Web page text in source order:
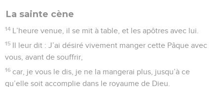
La sainte cène
14 L’heure venue, il se mit à table, et les apôtres avec lui.
15 Il leur dit : J’ai désiré vivement manger cette Pâque avec
vous, avant de souffrir,
16 car, je vous le dis, je ne la mangerai plus, jusqu’à ce
qu’elle soit accomplie dans le royaume de Dieu.